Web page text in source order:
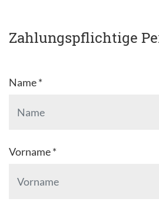
Zahlungspflichtige
Name *
Vorname *